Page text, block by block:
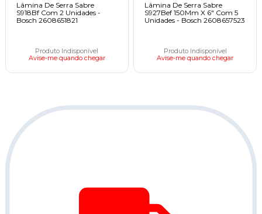
Lâmina De Serra Sabre
S918Bf Com 2 Unidades -
Bosch 2608651821
Produto Indisponível
Avise-me quando chegar
Lâmina De Serra Sabre
S927Bef 150Mm X 6" Com 5
Unidades - Bosch 2608657523
Produto Indisponível
Avise-me quando chegar